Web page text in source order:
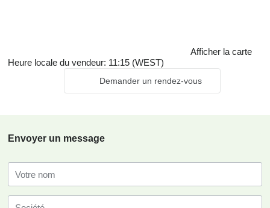
Afficher la carte
Heure locale du vendeur: 11:15 (WEST)
Demander un rendez-vous
Envoyer un message